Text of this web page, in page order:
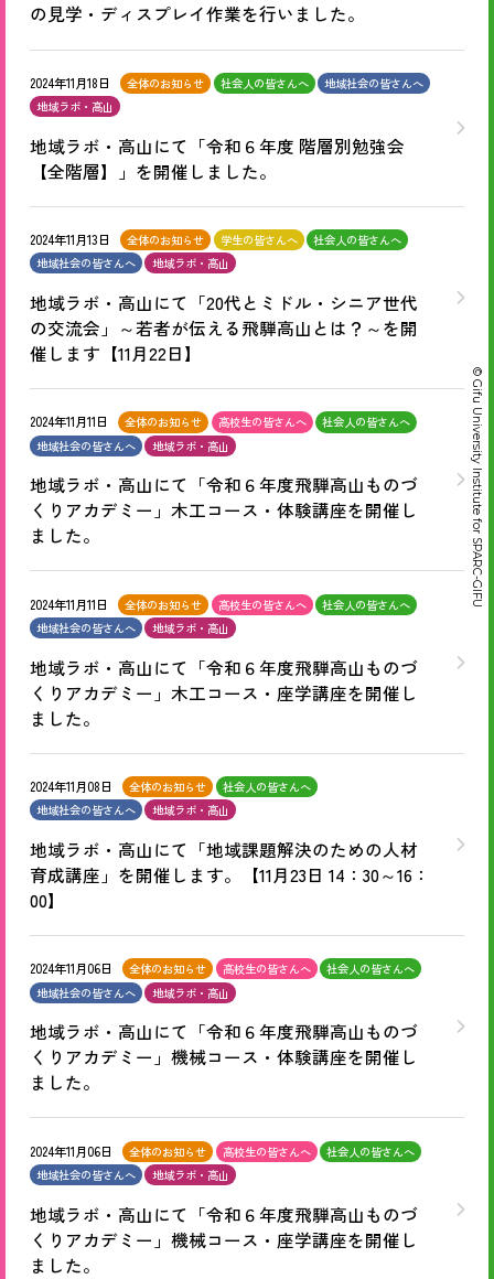
の見学・ディスプレイ作業を行いました。
2024年11月18日 全体のお知らせ 社会人の皆さんへ
地域社会の皆さんへ
地域ラボ・高山
地域ラボ・高山にて「令和６年度 階層別勉強会
【全階層】」を開催しました。
2024年11月13日 全体のお知らせ 学生の皆さんへ
社会人の皆さんへ
地域社会の皆さんへ
地域ラボ・高山
地域ラボ・高山にて「20代とミドル・シニア世代
の交流会」～若者が伝える飛騨高山とは？～を開
催します【11月22日】
2024年11月11日 全体のお知らせ 高校生の皆さんへ
社会人の皆さんへ
地域社会の皆さんへ
地域ラボ・高山
地域ラボ・高山にて「令和６年度飛騨高山ものづ
くりアカデミー」木工コース・体験講座を開催し
ました。
2024年11月11日 全体のお知らせ 高校生の皆さんへ
社会人の皆さんへ
地域社会の皆さんへ
地域ラボ・高山
地域ラボ・高山にて「令和６年度飛騨高山ものづ
くりアカデミー」木工コース・座学講座を開催し
ました。
2024年11月08日 全体のお知らせ
社会人の皆さんへ
地域社会の皆さんへ
地域ラボ・高山
地域ラボ・高山にて「地域課題解決のための人材
育成講座」を開催します。【11月23日 14：30～16：
00】
2024年11月06日 全体のお知らせ 高校生の皆さんへ
社会人の皆さんへ
地域社会の皆さんへ
地域ラボ・高山
地域ラボ・高山にて「令和６年度飛騨高山ものづ
くりアカデミー」機械コース・体験講座を開催し
ました。
2024年11月06日 全体のお知らせ 高校生の皆さんへ
社会人の皆さんへ
地域社会の皆さんへ
地域ラボ・高山
地域ラボ・高山にて「令和６年度飛騨高山ものづ
くりアカデミー」機械コース・座学講座を開催し
ました。
© Gifu University Institute for SPARC-GIFU